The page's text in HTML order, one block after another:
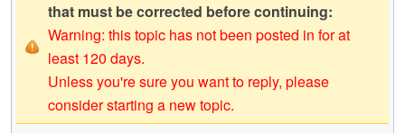
that must be corrected before continuing:
Warning: this topic has not been posted in for at
least 120 days.
Unless you're sure you want to reply, please
consider starting a new topic.